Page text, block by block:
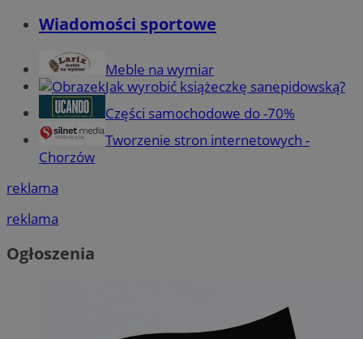
Wiadomości sportowe
Meble na wymiar
Jak wyrobić książeczkę sanepidowską?
Części samochodowe do -70%
Tworzenie stron internetowych -
Chorzów
reklama
reklama
Ogłoszenia